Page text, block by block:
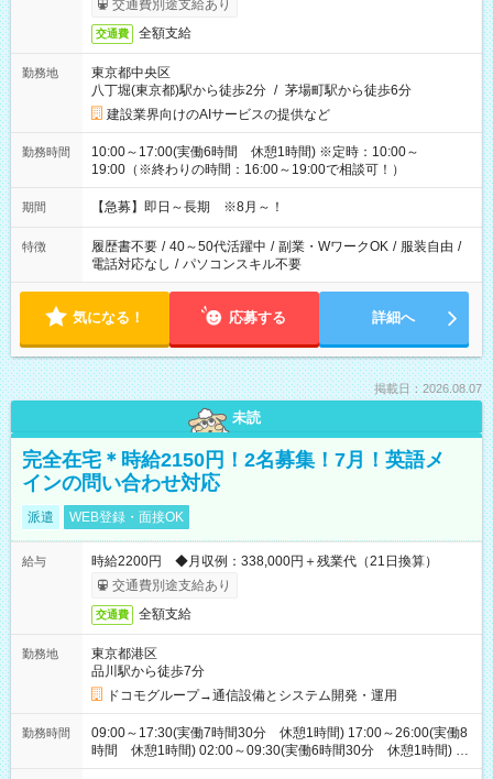
交通費別途支給あり
交通費 全額支給
勤務地
東京都中央区
八丁堀(東京都)駅から徒歩2分 / 茅場町駅から徒歩6分
建設業界向けのAIサービスの提供など
勤務時間
10:00～17:00(実働6時間 休憩1時間) ※定時：10:00～
19:00（※終わりの時間：16:00～19:00で相談可！）
期間 【急募】即日～長期 ※8月～！
特徴 履歴書不要 / 40～50代活躍中 / 副業・WワークOK / 服装自由 /
電話対応なし / パソコンスキル不要
気になる！ 応募する 詳細へ
掲載日：2026.08.07
未読
完全在宅＊時給2150円！2名募集！7月！英語メ
インの問い合わせ対応
派遣 WEB登録・面接OK
給与
時給2200円 ◆月収例：338,000円＋残業代（21日換算）
交通費別途支給あり
交通費 全額支給
勤務地
東京都港区
品川駅から徒歩7分
ドコモグループ→通信設備とシステム開発・運用
勤務時間
09:00～17:30(実働7時間30分 休憩1時間) 17:00～26:00(実働8
時間 休憩1時間) 02:00～09:30(実働6時間30分 休憩1時間) ※
日勤は就業時間1/夜勤は就業時間2.3を連続で行って頂きます